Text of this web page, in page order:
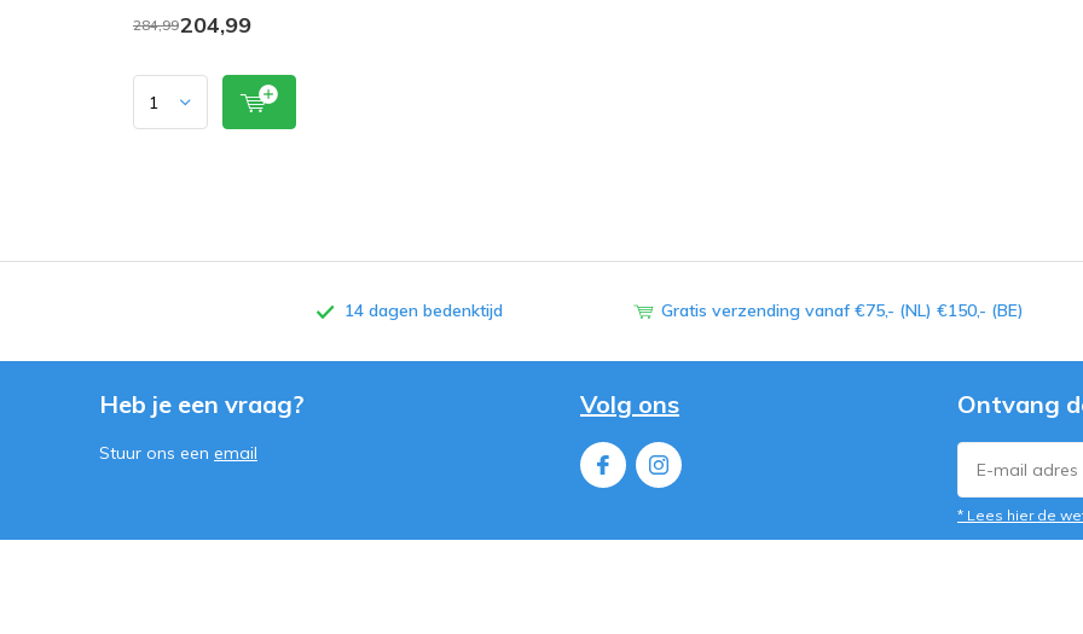
284,99204,99
14 dagen bedenktijd Gratis verzending vanaf €75,- (NL) €150,- (BE)
Heb je een vraag?
Stuur ons een email
Volg ons Ontvang
* Lees hier de